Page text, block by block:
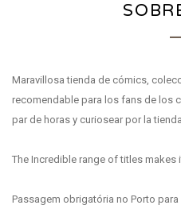
Maravillosa tienda de cómics,
recomendable para los fans de los
par de horas y curiosear por la
The Incredible range of titles
Passagem obrigatória no Porto